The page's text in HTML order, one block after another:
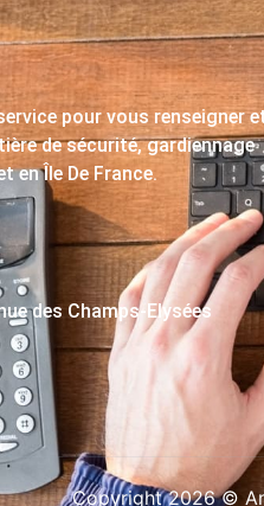
pour vous renseigner
de sécurité, gardiennage
en Île De France.
des Champs-Elysées
Copyright 2026 ©